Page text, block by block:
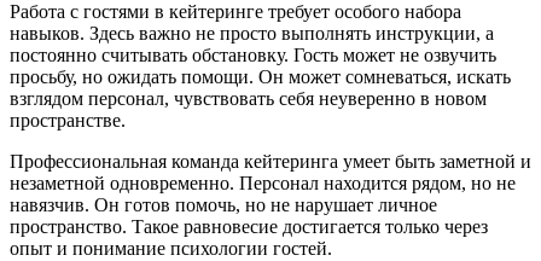
Работа с гостями в кейтеринге требует особого набора
навыков. Здесь важно не просто выполнять инструкции, а
постоянно считывать обстановку. Гость может не озвучить
просьбу, но ожидать помощи. Он может сомневаться, искать
взглядом персонал, чувствовать себя неуверенно в новом
пространстве.
Профессиональная команда кейтеринга умеет быть заметной и
незаметной одновременно. Персонал находится рядом, но не
навязчив. Он готов помочь, но не нарушает личное
пространство. Такое равновесие достигается только через
опыт и понимание психологии гостей.